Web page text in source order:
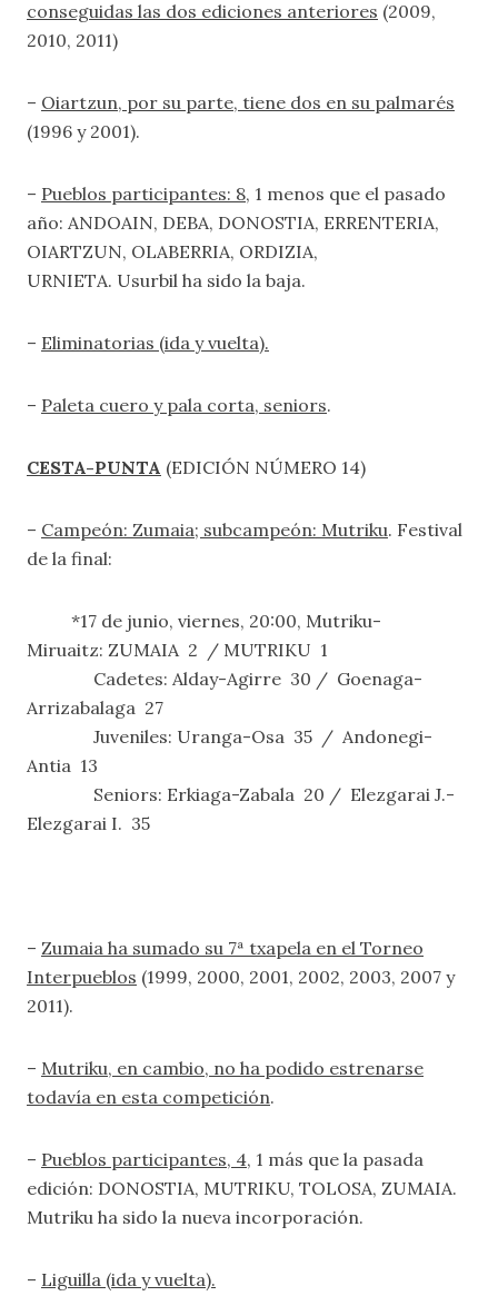
conseguidas las dos ediciones anteriores (2009,
2010, 2011)
– Oiartzun, por su parte, tiene dos en su palmarés
(1996 y 2001).
– Pueblos participantes: 8, 1 menos que el pasado
año: ANDOAIN, DEBA, DONOSTIA, ERRENTERIA,
OIARTZUN, OLABERRIA, ORDIZIA,
URNIETA. Usurbil ha sido la baja.
– Eliminatorias (ida y vuelta).
– Paleta cuero y pala corta, seniors.
CESTA-PUNTA (EDICIÓN NÚMERO 14)
– Campeón: Zumaia; subcampeón: Mutriku. Festival
de la final:
*17 de junio, viernes, 20:00, Mutriku-
Miruaitz: ZUMAIA 2 / MUTRIKU 1
Cadetes: Alday-Agirre 30 / Goenaga-
Arrizabalaga 27
Juveniles: Uranga-Osa 35 / Andonegi-
Antia 13
Seniors: Erkiaga-Zabala 20 / Elezgarai J.-
Elezgarai I. 35
– Zumaia ha sumado su 7ª txapela en el Torneo
Interpueblos (1999, 2000, 2001, 2002, 2003, 2007 y
2011).
– Mutriku, en cambio, no ha podido estrenarse
todavía en esta competición.
– Pueblos participantes, 4, 1 más que la pasada
edición: DONOSTIA, MUTRIKU, TOLOSA, ZUMAIA.
Mutriku ha sido la nueva incorporación.
– Liguilla (ida y vuelta).